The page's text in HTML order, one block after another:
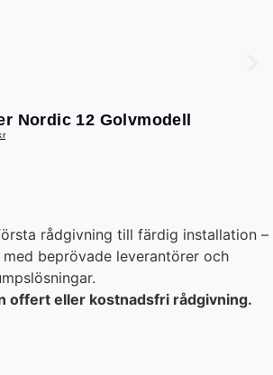
Nordic 12 Golvmodell
rådgivning till färdig installation –
beprövade leverantörer och
offert eller kostnadsfri rådgivning.